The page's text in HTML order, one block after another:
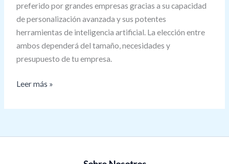
preferido por grandes empresas gracias a su capacidad
de personalización avanzada y sus potentes
herramientas de inteligencia artificial. La elección entre
ambos dependerá del tamaño, necesidades y
presupuesto de tu empresa.
Leer más »